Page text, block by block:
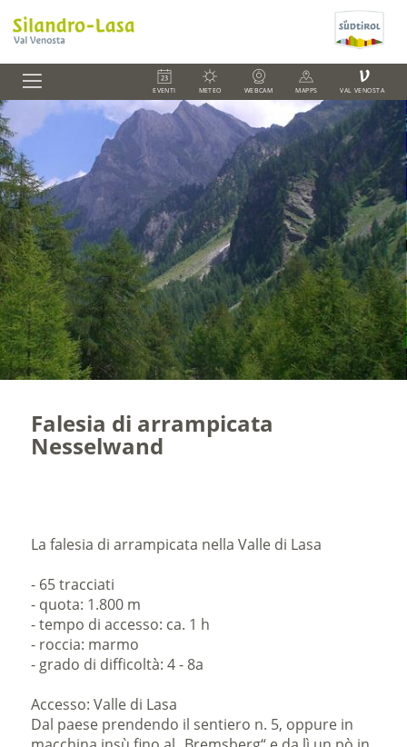
EVENTI METEO WEBCAM MAPPS
V
VAL VENOSTA
Falesia di arrampicata
Nesselwand
La falesia di arrampicata nella Valle di Lasa
- 65 tracciati
- quota: 1.800 m
- tempo di accesso: ca. 1 h
- roccia: marmo
- grado di difficoltà: 4 - 8a
Accesso: Valle di Lasa
Dal paese prendendo il sentiero n. 5, oppure in